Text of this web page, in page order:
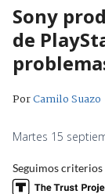
Sony
de
PorCamilo Suazo
Martes 15
Seguimos criterios